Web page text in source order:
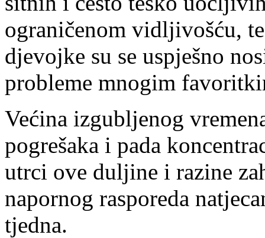
ograničenom vidljivošću,
djevojke su se uspješno
probleme mnogim
Većina izgubljenog
pogrešaka i pada
utrci ove duljine i razine
napornog rasporeda
tjedna.